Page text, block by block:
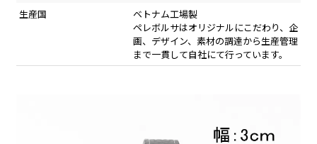
生産国
ベトナム工場製
ペレボルサはオリジナルにこだわり、企
画、デザイン、素材の調達から生産管理
まで一貫して自社にて行っています。